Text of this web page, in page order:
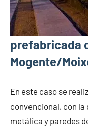
prefabricada
Mogente/
En este caso se
convencional, con
metálica y paredes